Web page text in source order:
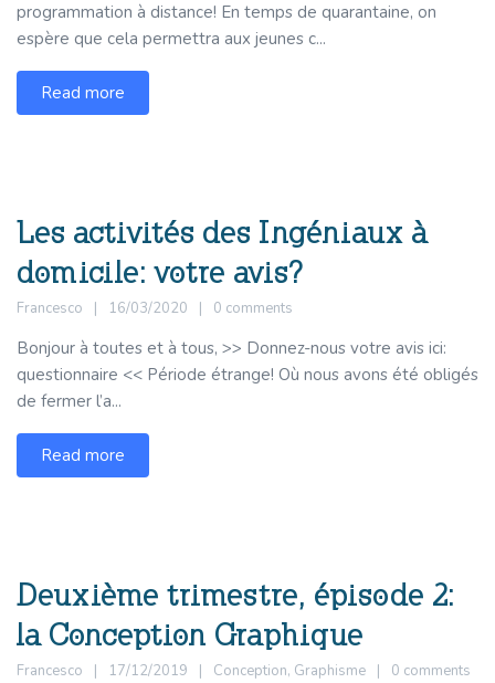
programmation à distance! En temps de quarantaine, on
espère que cela permettra aux jeunes c...
Read more
Les activités des Ingéniaux à
domicile: votre avis?
Francesco 16/03/2020 0 comments
Bonjour à toutes et à tous, >> Donnez-nous votre avis ici:
questionnaire << Période étrange! Où nous avons été obligés
de fermer l’a...
Read more
Deuxième trimestre, épisode 2:
la Conception Graphique
Francesco 17/12/2019 Conception, Graphisme 0 comments